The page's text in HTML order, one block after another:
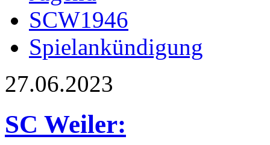
SCW1946
Spielankündigung
27.06.2023
SC Weiler: